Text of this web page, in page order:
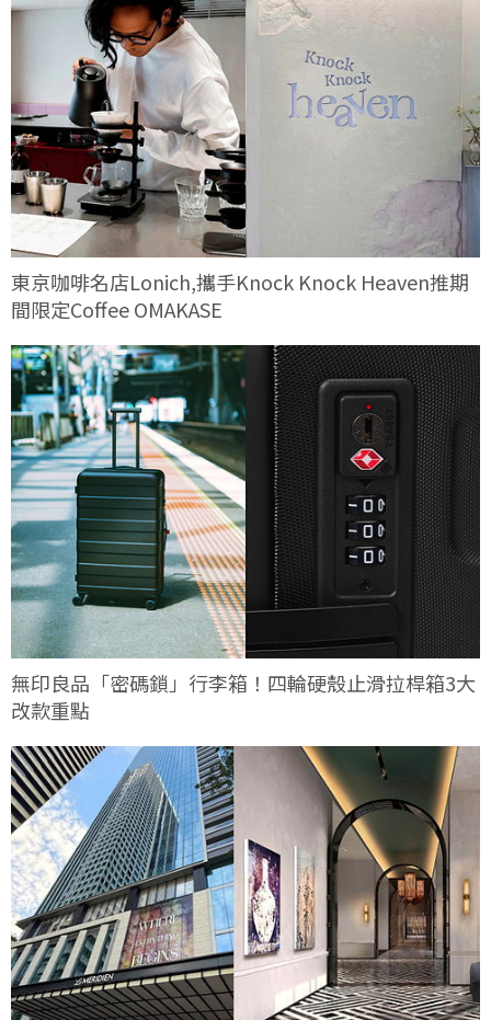
東京咖啡名店Lonich,攜手Knock Knock Heaven推期
間限定Coffee OMAKASE
無印良品「密碼鎖」行李箱！四輪硬殼止滑拉桿箱3大
改款重點